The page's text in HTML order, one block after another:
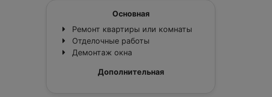
Основная
Ремонт квартиры или комнаты
Отделочные работы
Демонтаж окна
Дополнительная